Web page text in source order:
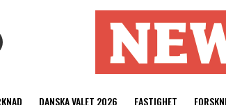
DANSKA VALET 2026 FASTIGHET